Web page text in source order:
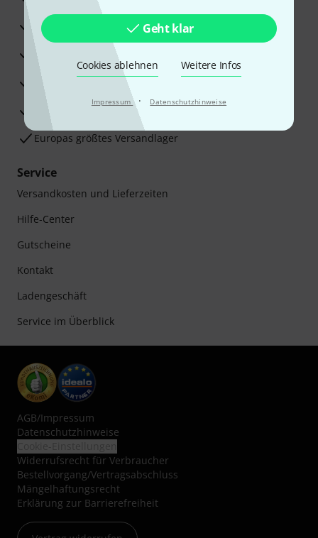
Geht klar
Cookies ablehnen Weitere Infos
Impressum · Datenschutzhinweise
30 Tage Money-Back-Garantie
Reparaturservice
Beratung durch Fachexperten
Zufriedenheitsgarantie
Europas größtes Versandlager
Service
Versandkosten und Lieferzeiten
Hilfe-Center
Gutscheine
Kontakt
Ladengeschäft
Service im Überblick
AGB/Impressum
Datenschutzhinweise
Widerrufsrecht für Verbraucher
Bestellvorgang/Vertragsabschluss
Mängelhaftungsrecht
Erklärung zur Barrierefreiheit